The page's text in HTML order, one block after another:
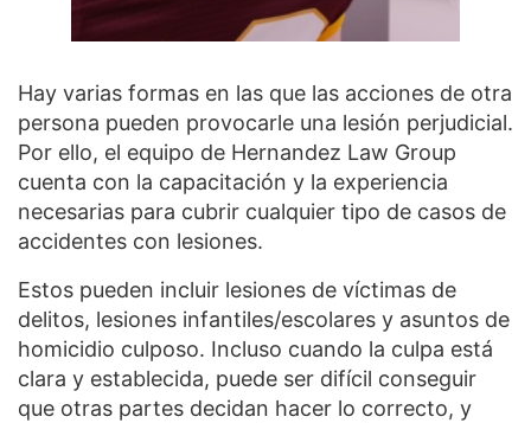
Hay varias formas en las que las acciones de otra
persona pueden provocarle una lesión perjudicial.
Por ello, el equipo de Hernandez Law Group
cuenta con la capacitación y la experiencia
necesarias para cubrir cualquier tipo de casos de
accidentes con lesiones.
Estos pueden incluir lesiones de víctimas de
delitos, lesiones infantiles/escolares y asuntos de
homicidio culposo. Incluso cuando la culpa está
clara y establecida, puede ser difícil conseguir
que otras partes decidan hacer lo correcto, y